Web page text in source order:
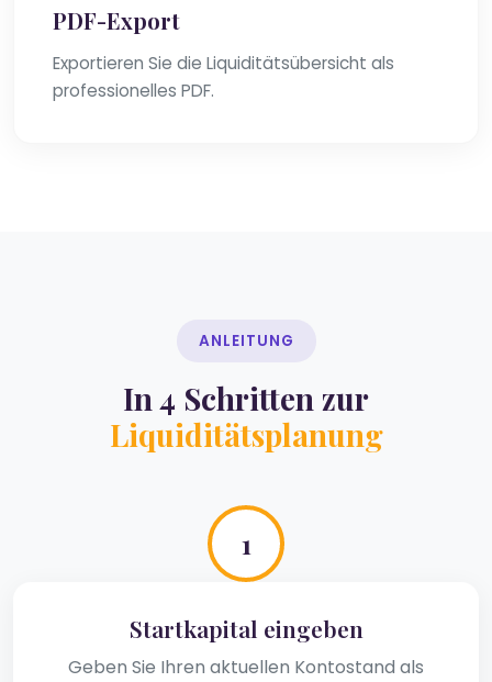
PDF-Export
Exportieren Sie die Liquiditätsübersicht als
professionelles PDF.
ANLEITUNG
In 4 Schritten zur
Liquiditätsplanung
1
Startkapital eingeben
Geben Sie Ihren aktuellen Kontostand als